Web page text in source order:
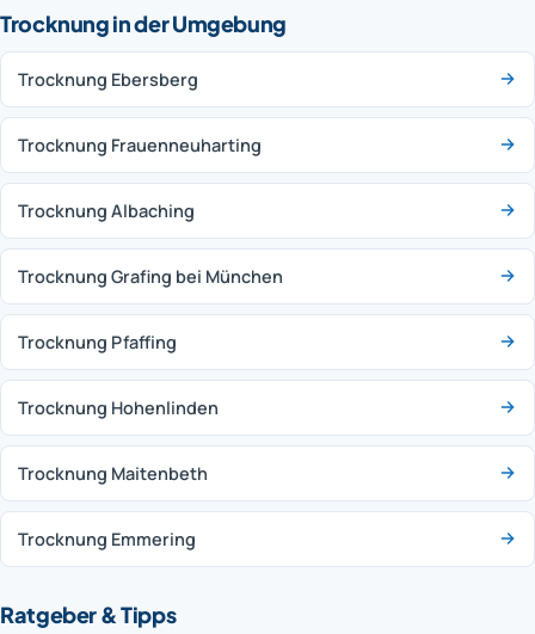
Trocknung in der Umgebung
Trocknung Ebersberg
Trocknung Frauenneuharting
Trocknung Albaching
Trocknung Grafing bei München
Trocknung Pfaffing
Trocknung Hohenlinden
Trocknung Maitenbeth
Trocknung Emmering
Ratgeber & Tipps